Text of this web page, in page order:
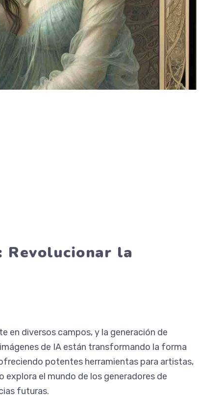
Revolucionar la
en diversos campos, y la generación de
de IA están transformando la forma
potentes herramientas para artistas,
el mundo de los generadores de
futuras.